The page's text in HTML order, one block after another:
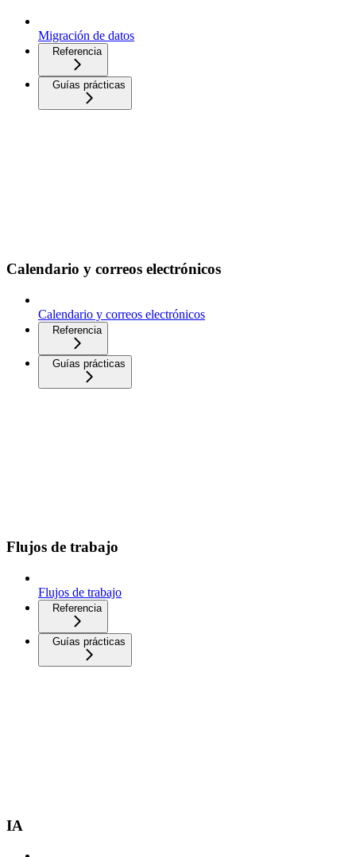
Migración de datos
Referencia
Guías prácticas
Calendario y correos electrónicos
Calendario y correos electrónicos
Referencia
Guías prácticas
Flujos de trabajo
Flujos de trabajo
Referencia
Guías prácticas
IA